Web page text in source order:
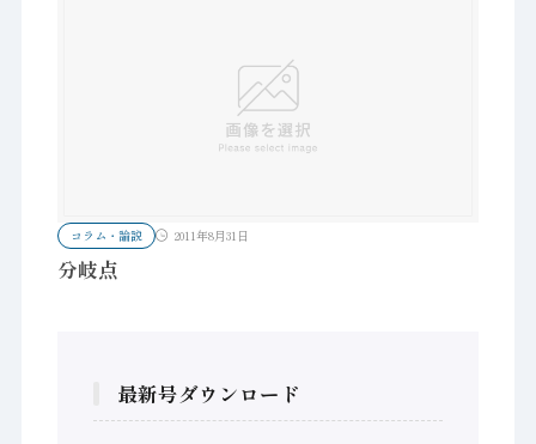
コラム・論説 2011年8月31日
分岐点
最新号ダウンロード